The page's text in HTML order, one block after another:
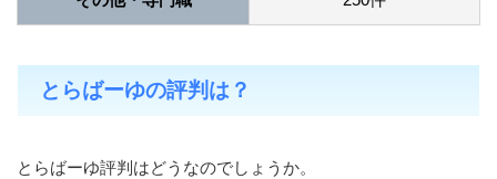
とらばーゆの評判は？
とらばーゆ評判はどうなのでしょうか。